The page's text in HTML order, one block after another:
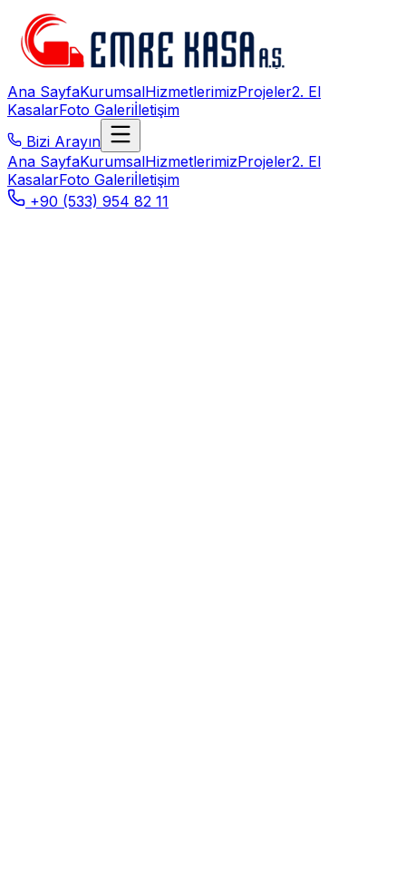
Ana SayfaKurumsalHizmetlerimizProjeler2. El
KasalarFoto Galeriİletişim
Bizi Arayın
Ana SayfaKurumsalHizmetlerimizProjeler2. El
KasalarFoto Galeriİletişim
+90 (533) 954 82 11